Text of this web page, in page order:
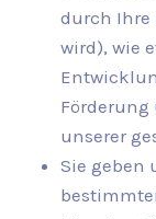
durch Ihre
wird), wie
Förderung
unserer
Sie geben